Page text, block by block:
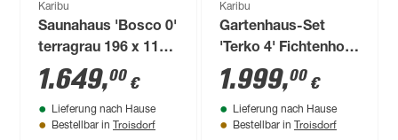
Karibu
Saunahaus 'Bosco 0'
terragrau 196 x 113
x 228 cm
1.649,00 €
Lieferung nach Hause
Bestellbar in Troisdorf
Karibu
Gartenhaus-Set
'Terko 4' Fichtenholz
naturbelassen 211 x
522 x 217 cm
1.999,00 €
Lieferung nach Hause
Bestellbar in Troisdorf